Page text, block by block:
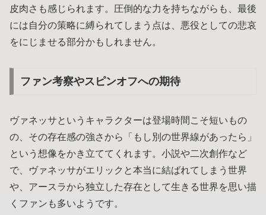
皮肉さも感じられます。圧倒的な力を持ちながらも、最後
には自分の策略に縛られてしまう点は、悪役としての悲哀
をにじませる部分かもしれません。
ファン考察やスピンオフへの期待
ヴァネッサというキャラクターは登場時間こそ短いもの
の、その存在感の強さから「もし別の世界線があったら」
という想像をかき立ててくれます。小説や二次創作など
で、ヴァネッサがエリックと本当に結ばれてしまう世界
や、アースラから独立した存在として生きる世界を思い描
くファンも多いようです。